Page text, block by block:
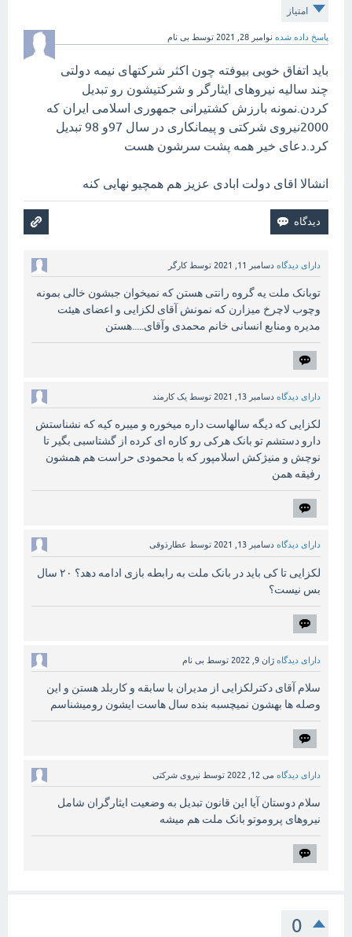
امتیاز
پاسخ داده شده نوامبر 28, 2021 توسط بی نام
باید اتفاق خوبی بیوفته چون اکثر شرکتهای نیمه دولتی
چند سالیه نیروهای ایثارگر و شرکتیشون رو تبدیل
کردن.نمونه بارزش کشتیرانی جمهوری اسلامی ایران که
2000نیروی شرکتی و پیمانکاری در سال 97و 98 تبدیل
کرد.دعای خیر همه پشت سرشون هست
انشالا اقای دولت ابادی عزیز هم همچیو نهایی کنه
دارای دیدگاه دسامبر 11, 2021 توسطکارگر
توبانک ملت یه گروه رانتی هستن که نمیخوان جبشون خالی بمونه
وچوب لاچرخ میزارن که نمونش آقای لکزایی و اعضای هیئت
مدیره ومنابع انسانی خانم محمدی وآقای.....هستن
دارای دیدگاه دسامبر 13, 2021 توسط یک کارمند
لکزایی که دیگه سالهاست داره میخوره و میبره کیه که نشناستش
دارو دستشم تو بانک هرکی رو کاره ای کرده از گشتاسبی بگیر تا
نوچش و منیژکش اسلامپور که با محمودی حراست هم همشون
رفیقه همن
دارای دیدگاه دسامبر 13, 2021 توسط عطارذوقی
لکزایی تا کی باید در بانک ملت به رابطه بازی ادامه دهد؟ ۲۰ سال
بس نیست؟
دارای دیدگاه ژان 9, 2022 توسط بی نام
سلام آقای دکترلکزایی از مدیران با سابقه و کاربلد هستن و این
وصله ها بهشون نمیچسبه بنده سال هاست ایشون رو‌میشناسم
دارای دیدگاه می 12, 2022 توسط نیروی شرکتی
سلام دوستان آیا این قانون تبدیل به وضعیت ایثارگران شامل
نیروهای پروموتو بانک ملت هم میشه
0